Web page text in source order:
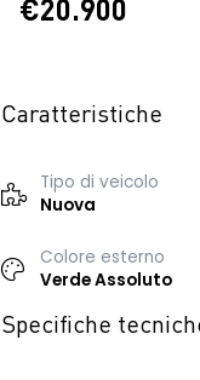
€20.900
Caratteristiche
Tipo di veicolo
Nuova
Colore esterno
Verde Assoluto
Specifiche